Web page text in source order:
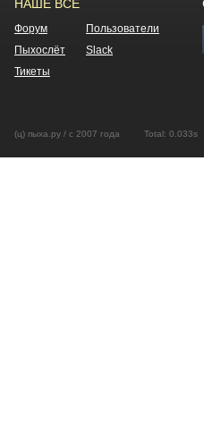
НАШЕ ВСЕ
Форум
Пользователи
Пыхослёт
Slack
Тикеты
(ц) пыха.ру / с 2007 года Total: